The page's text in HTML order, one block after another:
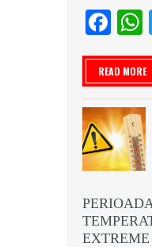
READ MORE
EXTREME